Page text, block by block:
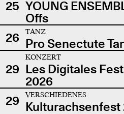
25 YOUNG
Offs
26
TANZ
Pro Senectute
29
KONZERT
Les Digitales
2026
29 VERSCHIEDENES
Kulturachsenfest